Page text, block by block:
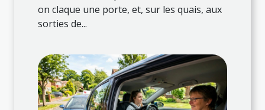
on claque une porte, et, sur les quais, aux
sorties de...